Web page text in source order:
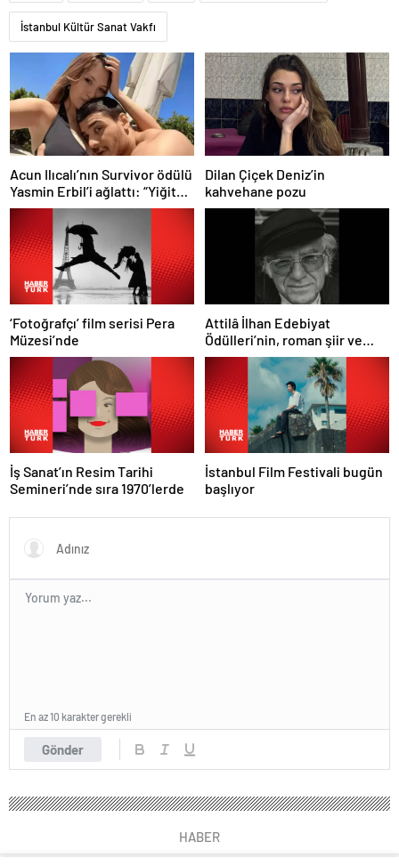
İstanbul Kültür Sanat Vakfı
Acun Ilıcalı’nın Survivor ödülü
Yasmin Erbil’i ağlattı: “Yiğit
kazansın”
Dilan Çiçek Deniz’in
kahvehane pozu
‘Fotoğrafçı’ film serisi Pera
Müzesi’nde
Attilâ İlhan Edebiyat
Ödülleri’nin, roman şiir ve
senaryo başvuruları açıldı
İş Sanat’ın Resim Tarihi
Semineri’nde sıra 1970’lerde
İstanbul Film Festivali bugün
başlıyor
Gönder
En az 10 karakter gerekli
HABER